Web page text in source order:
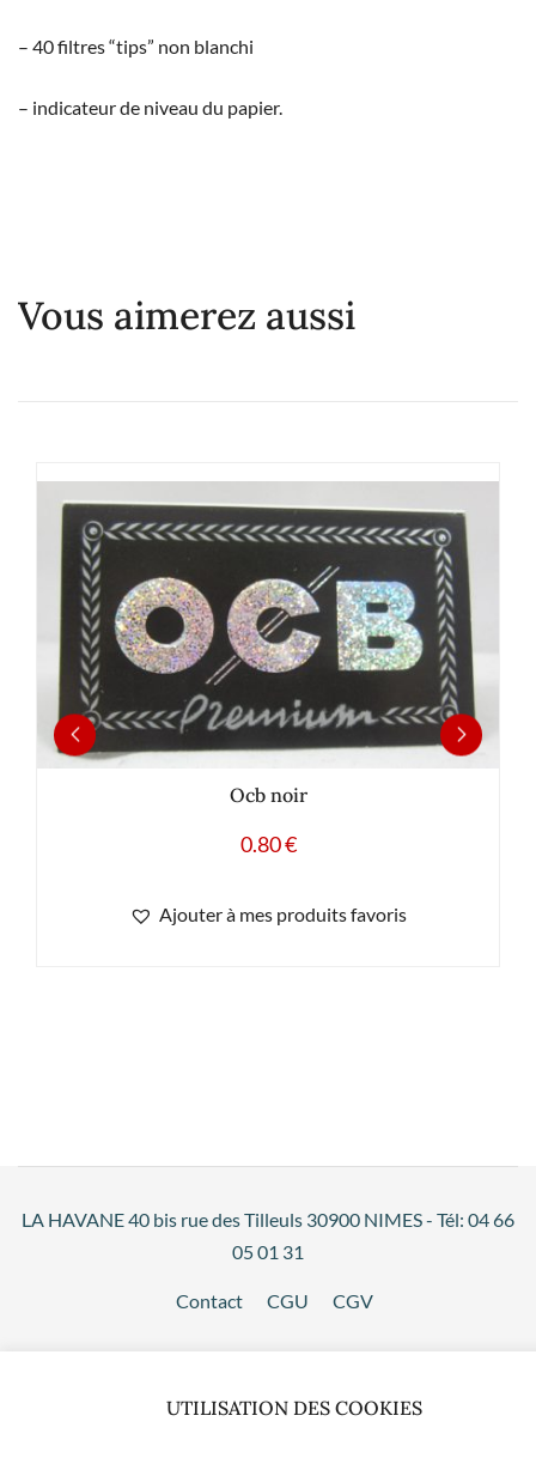
– 40 filtres “tips” non blanchi
– indicateur de niveau du papier.
Vous aimerez aussi
Ocb noir
0.80€
Ajouter à mes produits favoris
LA HAVANE 40 bis rue des Tilleuls 30900 NIMES - Tél: 04 66
05 01 31
Contact CGU CGV
UTILISATION DES COOKIES